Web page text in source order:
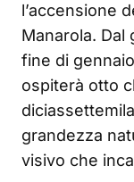
l’accensione
Manarola. Dal
fine di
ospiterà otto
grandezza
visivo che